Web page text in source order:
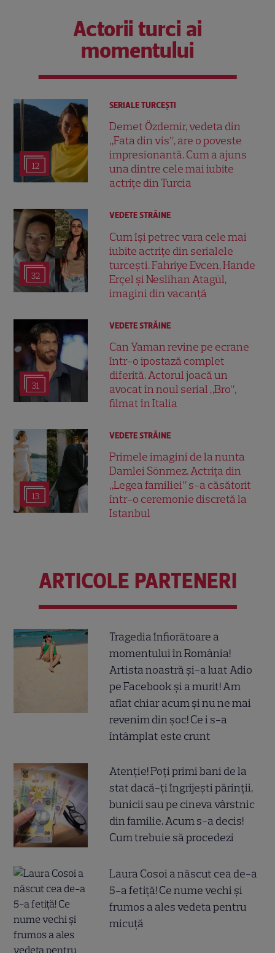
Actorii turci ai
momentului
12
SERIALE TURCEŞTI
Demet Özdemir, vedeta din
„Fata din vis”, are o poveste
impresionantă. Cum a ajuns
una dintre cele mai iubite
actrițe din Turcia
32
VEDETE STRĂINE
Cum își petrec vara cele mai
iubite actrițe din serialele
turcești. Fahriye Evcen, Hande
Erçel și Neslihan Atagül,
imagini din vacanță
31
VEDETE STRĂINE
Can Yaman revine pe ecrane
într-o ipostază complet
diferită. Actorul joacă un
avocat în noul serial „Bro”,
filmat în Italia
13
VEDETE STRĂINE
Primele imagini de la nunta
Damlei Sönmez. Actrița din
„Legea familiei” s-a căsătorit
într-o ceremonie discretă la
Istanbul
ARTICOLE PARTENERI
Tragedia înfiorătoare a
momentului în România!
Artista noastră și-a luat Adio
pe Facebook și a murit! Am
aflat chiar acum și nu ne mai
revenim din șoc! Ce i s-a
întâmplat este crunt
Atenție! Poți primi bani de la
stat dacă-ți îngrijești părinții,
bunicii sau pe cineva vârstnic
din familie. Acum s-a decis!
Cum trebuie să procedezi
Laura Cosoi a născut cea de-a
5-a fetiță! Ce nume vechi și
frumos a ales vedeta pentru
micuță